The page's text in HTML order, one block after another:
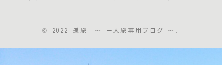
© 2022 孤旅 〜 一人旅専用ブログ ～.